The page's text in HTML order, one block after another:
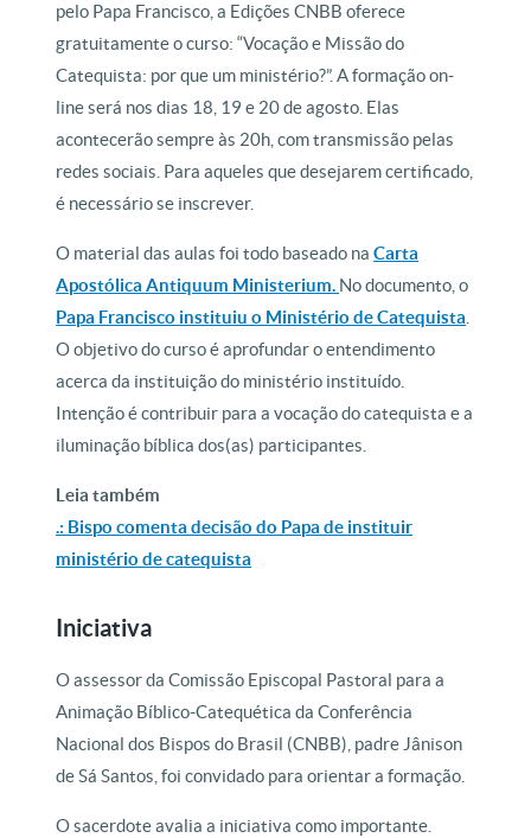
pelo Papa Francisco, a Edições CNBB oferece
gratuitamente o curso: “Vocação e Missão do
Catequista: por que um ministério?”. A formação on-
line será nos dias 18, 19 e 20 de agosto. Elas
acontecerão sempre às 20h, com transmissão pelas
redes sociais. Para aqueles que desejarem certificado,
é necessário se inscrever.
O material das aulas foi todo baseado naCarta
Apostólica Antiquum Ministerium. No documento, o
Papa Francisco instituiu o Ministério de Catequista
O objetivo do curso é aprofundar o entendimento
acerca da instituição do ministério instituído.
Intenção é contribuir para a vocação do catequista e a
iluminação bíblica dos(as) participantes.
Leia também
.: Bispo comenta decisão do Papa de instituir
ministério de catequista
Iniciativa
O assessor da Comissão Episcopal Pastoral para a
Animação Bíblico-Catequética da Conferência
Nacional dos Bispos do Brasil (CNBB), padre Jânison
de Sá Santos, foi convidado para orientar a formação.
O sacerdote avalia a iniciativa como importante.